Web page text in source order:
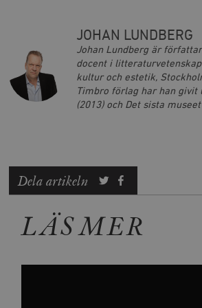
JOHAN LUNDBERG
Johan Lundberg är
docent i
kultur och estetik,
Timbro förlag har han givit
(2013) och Det sista museet
Dela artikeln
LÄS MER